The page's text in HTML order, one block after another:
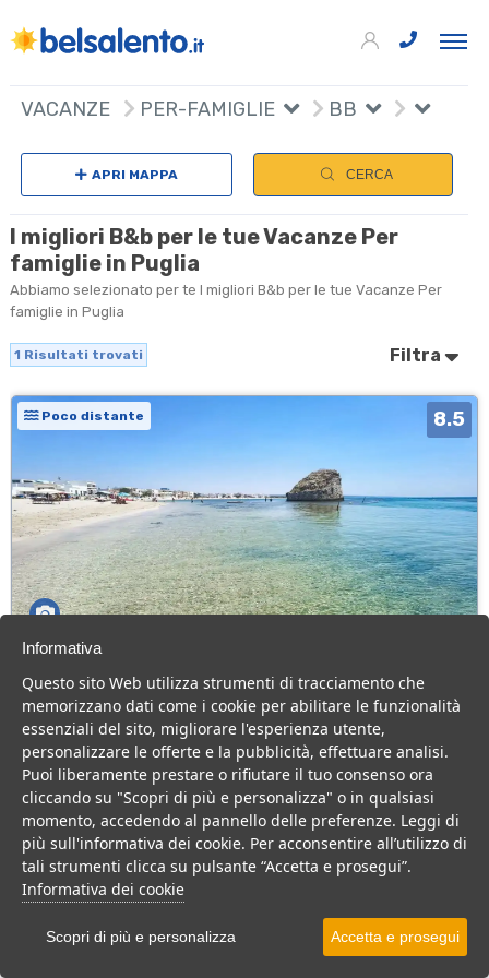
VACANZE PER-FAMIGLIE BB
APRI MAPPA CERCA
I migliori B&b per le tue Vacanze Per
famiglie in Puglia
Abbiamo selezionato per te I migliori B&b per le tue Vacanze Per
famiglie in Puglia
1 Risultati trovati Filtra
Poco distante 8.5
Puglia > Salve > Torre Pali
Appartamenti case vacanza a pochi metri dal mare e dalle
spiagge di Torre Pali in Salento
Residence B&B Casa Vacanza
VEDI SU MAPPA
INFO STRUTTURA
+
Informativa
Questo sito Web utilizza strumenti di tracciamento che
memorizzano dati come i cookie per abilitare le funzionalità
essenziali del sito, migliorare l'esperienza utente,
personalizzare le offerte e la pubblicità, effettuare analisi.
Puoi liberamente prestare o rifiutare il tuo consenso ora
cliccando su "Scopri di più e personalizza" o in qualsiasi
momento, accedendo al pannello delle preferenze. Leggi di
più sull'informativa dei cookie. Per acconsentire all’utilizzo di
tali strumenti clicca su pulsante “Accetta e prosegui”.
Informativa dei cookie
Scopri di più e personalizza Accetta e prosegui